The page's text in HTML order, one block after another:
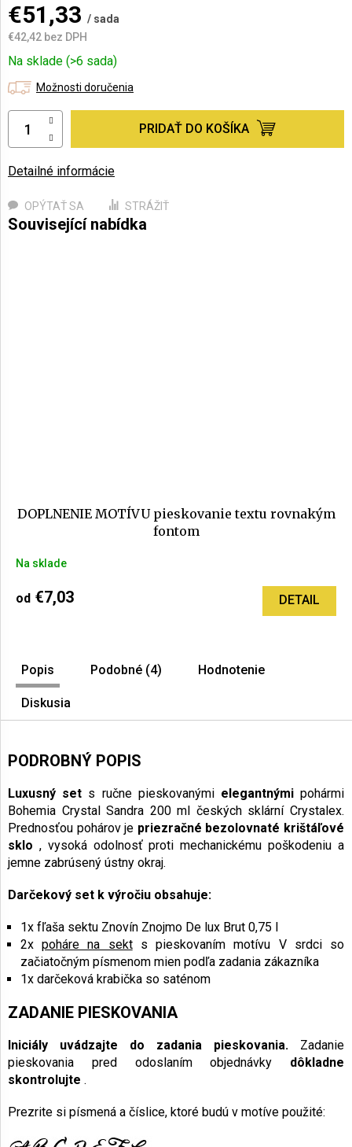
€51,33 / sada
€42,42 bez DPH
Jednotková
cena:
Na sklade (>6 sada)
Možnosti doručenia
PRIDAŤ DO KOŠÍKA
Detailné informácie
OPÝTAŤ SA STRÁŽIŤ
DOPLNENIE MOTÍVU pieskovanie textu rovnakým
fontom
Na sklade
od €7,03 DETAIL
Popis Podobné (4) Hodnotenie
Diskusia
PODROBNÝ POPIS
Luxusný set s ručne pieskovanými elegantnýmipohármi
Bohemia Crystal Sandra 200 ml českých sklární Crystalex.
Prednosťou pohárov je priezračné bezolovnaté krištáľové
sklo , vysoká odolnosť proti mechanickému poškodeniu a
jemne zabrúsený ústny okraj.
Darčekový set k výročiu obsahuje:
1x fľaša sektu Znovín Znojmo De lux Brut 0,75 l
2xpoháre na sekts pieskovaním motívu V srdci so
začiatočným písmenom mien podľa zadania zákazníka
1x darčeková krabička so saténom
ZADANIE PIESKOVANIA
Iniciály uvádzajte do zadania pieskovania. Zadanie
pieskovania pred odoslaním objednávky dôkladne
skontrolujte .
Prezrite si písmená a číslice, ktoré budú v motíve použité: